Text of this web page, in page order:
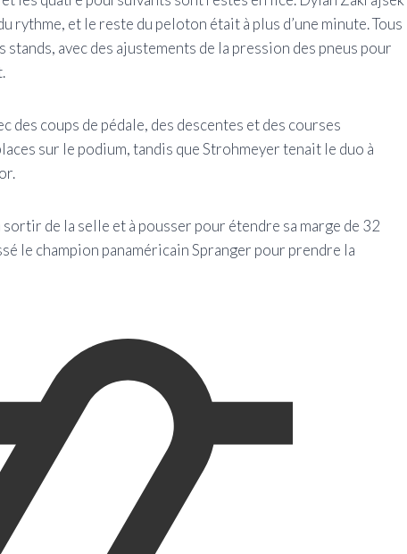
rythme, et le reste du peloton était à plus d’une minute. Tous
stands, avec des ajustements de la pression des pneus pour
coups de pédale, des descentes et des courses
sur le podium, tandis que Strohmeyer tenait le duo à
de la selle et à pousser pour étendre sa marge de 32
le champion panaméricain Spranger pour prendre la